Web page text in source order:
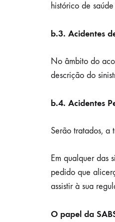
histórico de
b.3. Acidentes
No âmbito do
descrição do
b.4. Acidentes
Serão tratados, a
Em qualquer das
pedido que
assistir à sua
O papel da